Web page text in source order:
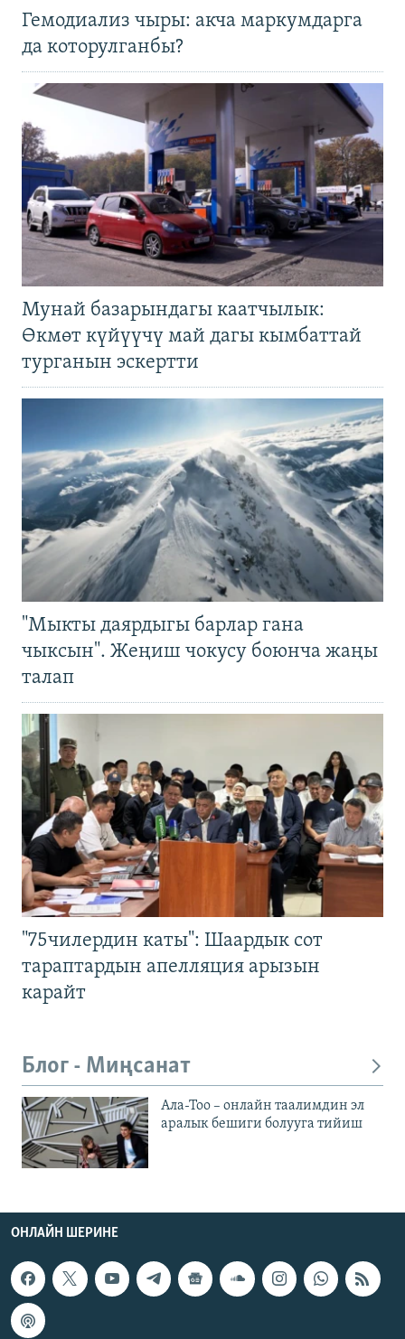
Гемодиализ чыры: акча маркумдарга
да которулганбы?
Мунай базарындагы каатчылык:
Өкмөт күйүүчү май дагы кымбаттай
турганын эскертти
"Мыкты даярдыгы барлар гана
чыксын". Жеңиш чокусу боюнча жаңы
талап
"75чилердин каты": Шаардык сот
тараптардын апелляция арызын
карайт
Блог - Миңсанат
Ала-Тоо – онлайн таалимдин эл
аралык бешиги болууга тийиш
ОНЛАЙН ШЕРИНЕ